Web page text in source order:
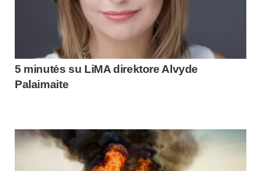
5 minutės su LiMA direktore Alvyde
Palaimaite